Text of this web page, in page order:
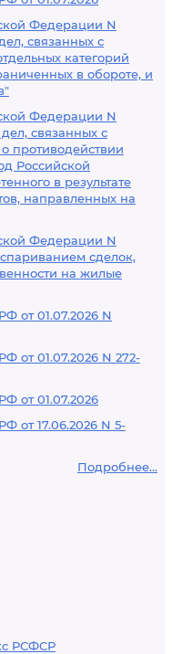
Федерации N
связанных с
категорий
в обороте, и
Федерации N
связанных с
противодействии
Российской
в результате
направленных на
Федерации N
сделок,
на жилые
от 01.07.2026 N
от 01.07.2026 N 272-
от 01.07.2026
от 17.06.2026 N 5-
Подробнее...
РСФСР